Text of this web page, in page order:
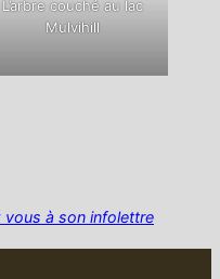
L’arbre couché au lac
Mulvihill
vous à son infolettre